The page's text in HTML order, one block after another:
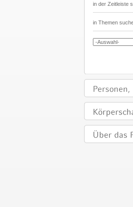
in der Zeitleiste
in Themen